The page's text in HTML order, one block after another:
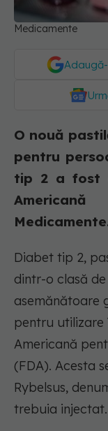
Medicamente
O nouă
pentru
tip 2 a fost
Diabet tip 2,
dintr-o clasă
asemănătoare
pentru utilizare
Americană
(FDA). Acesta
Rybelsus,
trebuia injectat.